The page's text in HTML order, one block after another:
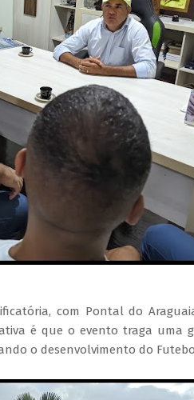
com Pontal do
é que o evento traga uma
o desenvolvimento do